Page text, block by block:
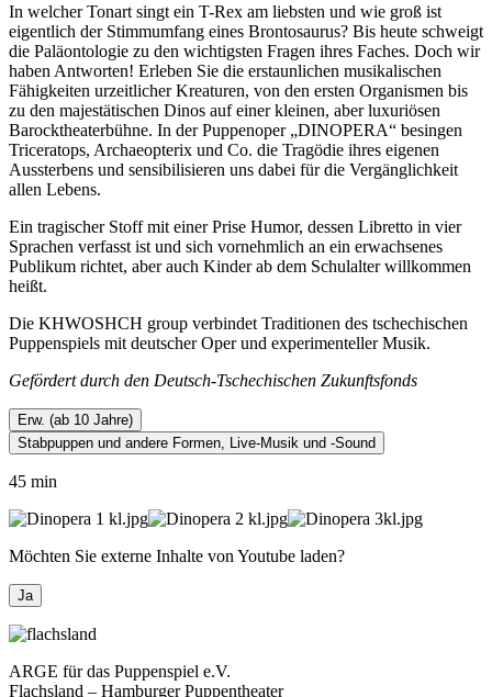
In welcher Tonart singt ein T-Rex am liebsten und wie groß ist
eigentlich der Stimmumfang eines Brontosaurus? Bis heute schweigt
die Paläontologie zu den wichtigsten Fragen ihres Faches. Doch wir
haben Antworten! Erleben Sie die erstaunlichen musikalischen
Fähigkeiten urzeitlicher Kreaturen, von den ersten Organismen bis
zu den majestätischen Dinos auf einer kleinen, aber luxuriösen
Barocktheaterbühne. In der Puppenoper „DINOPERA“ besingen
Triceratops, Archaeopterix und Co. die Tragödie ihres eigenen
Aussterbens und sensibilisieren uns dabei für die Vergänglichkeit
allen Lebens.
Ein tragischer Stoff mit einer Prise Humor, dessen Libretto in vier
Sprachen verfasst ist und sich vornehmlich an ein erwachsenes
Publikum richtet, aber auch Kinder ab dem Schulalter willkommen
heißt.
Die KHWOSHCH group verbindet Traditionen des tschechischen
Puppenspiels mit deutscher Oper und experimenteller Musik.
Gefördert durch den Deutsch-Tschechischen Zukunftsfonds
Erw. (ab 10 Jahre)
Stabpuppen und andere Formen, Live-Musik und -Sound
45 min
Möchten Sie externe Inhalte von Youtube laden?
Ja
ARGE für das Puppenspiel e.V.
Flachsland – Hamburger Puppentheater